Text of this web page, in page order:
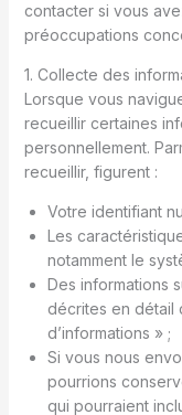
contacter si vous
préoccupations
1. Collecte des
Lorsque vous
recueillir certaines
personnellement.
recueillir, figurent :
Votre identifiant
Les
notamment le
Des informations
décrites en détail
d’informations » ;
Si vous nous
pourrions
qui pourraient